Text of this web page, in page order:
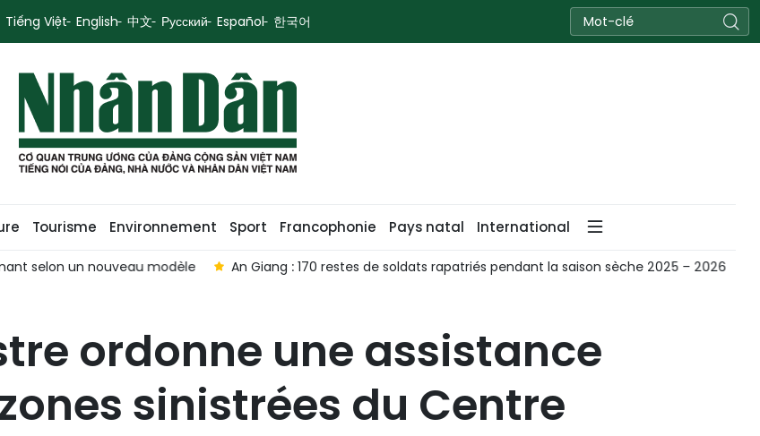
Tiếng Việt English 中文 Русский Español 한국어
Tourisme Environnement Sport Francophonie Pays natal International
modèle An Giang : 170 restes de soldats rapatriés pendant la saison sèche 2025 – 2026 Da Nang :
ordonne une assistance
sinistrées du Centre